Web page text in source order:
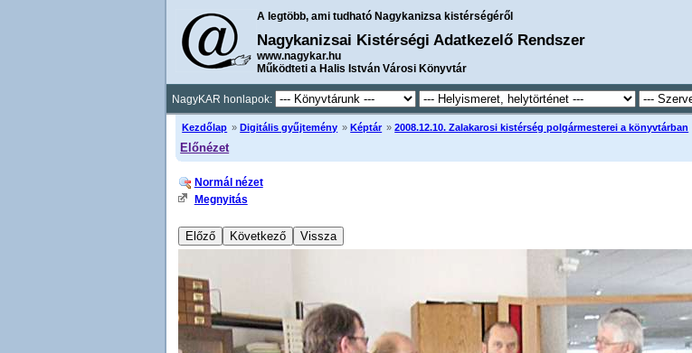
A legtöbb, ami tudható Nagykanizsa kistérségéről
Nagykanizsai Kistérségi Adatkezelő Rendszer
www.nagykar.hu
Működteti a Halis István Városi Könyvtár
NagyKAR honlapok:
Kezdőlap » Digitális gyűjtemény » Képtár »2008.12.10. Zalakarosi kistérség polgármesterei a könyvtárban
Előnézet
Normál nézet
Megnyitás